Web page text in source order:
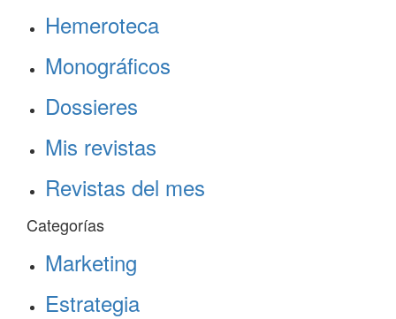
Hemeroteca
Monográficos
Dossieres
Mis revistas
Revistas del mes
Categorías
Marketing
Estrategia